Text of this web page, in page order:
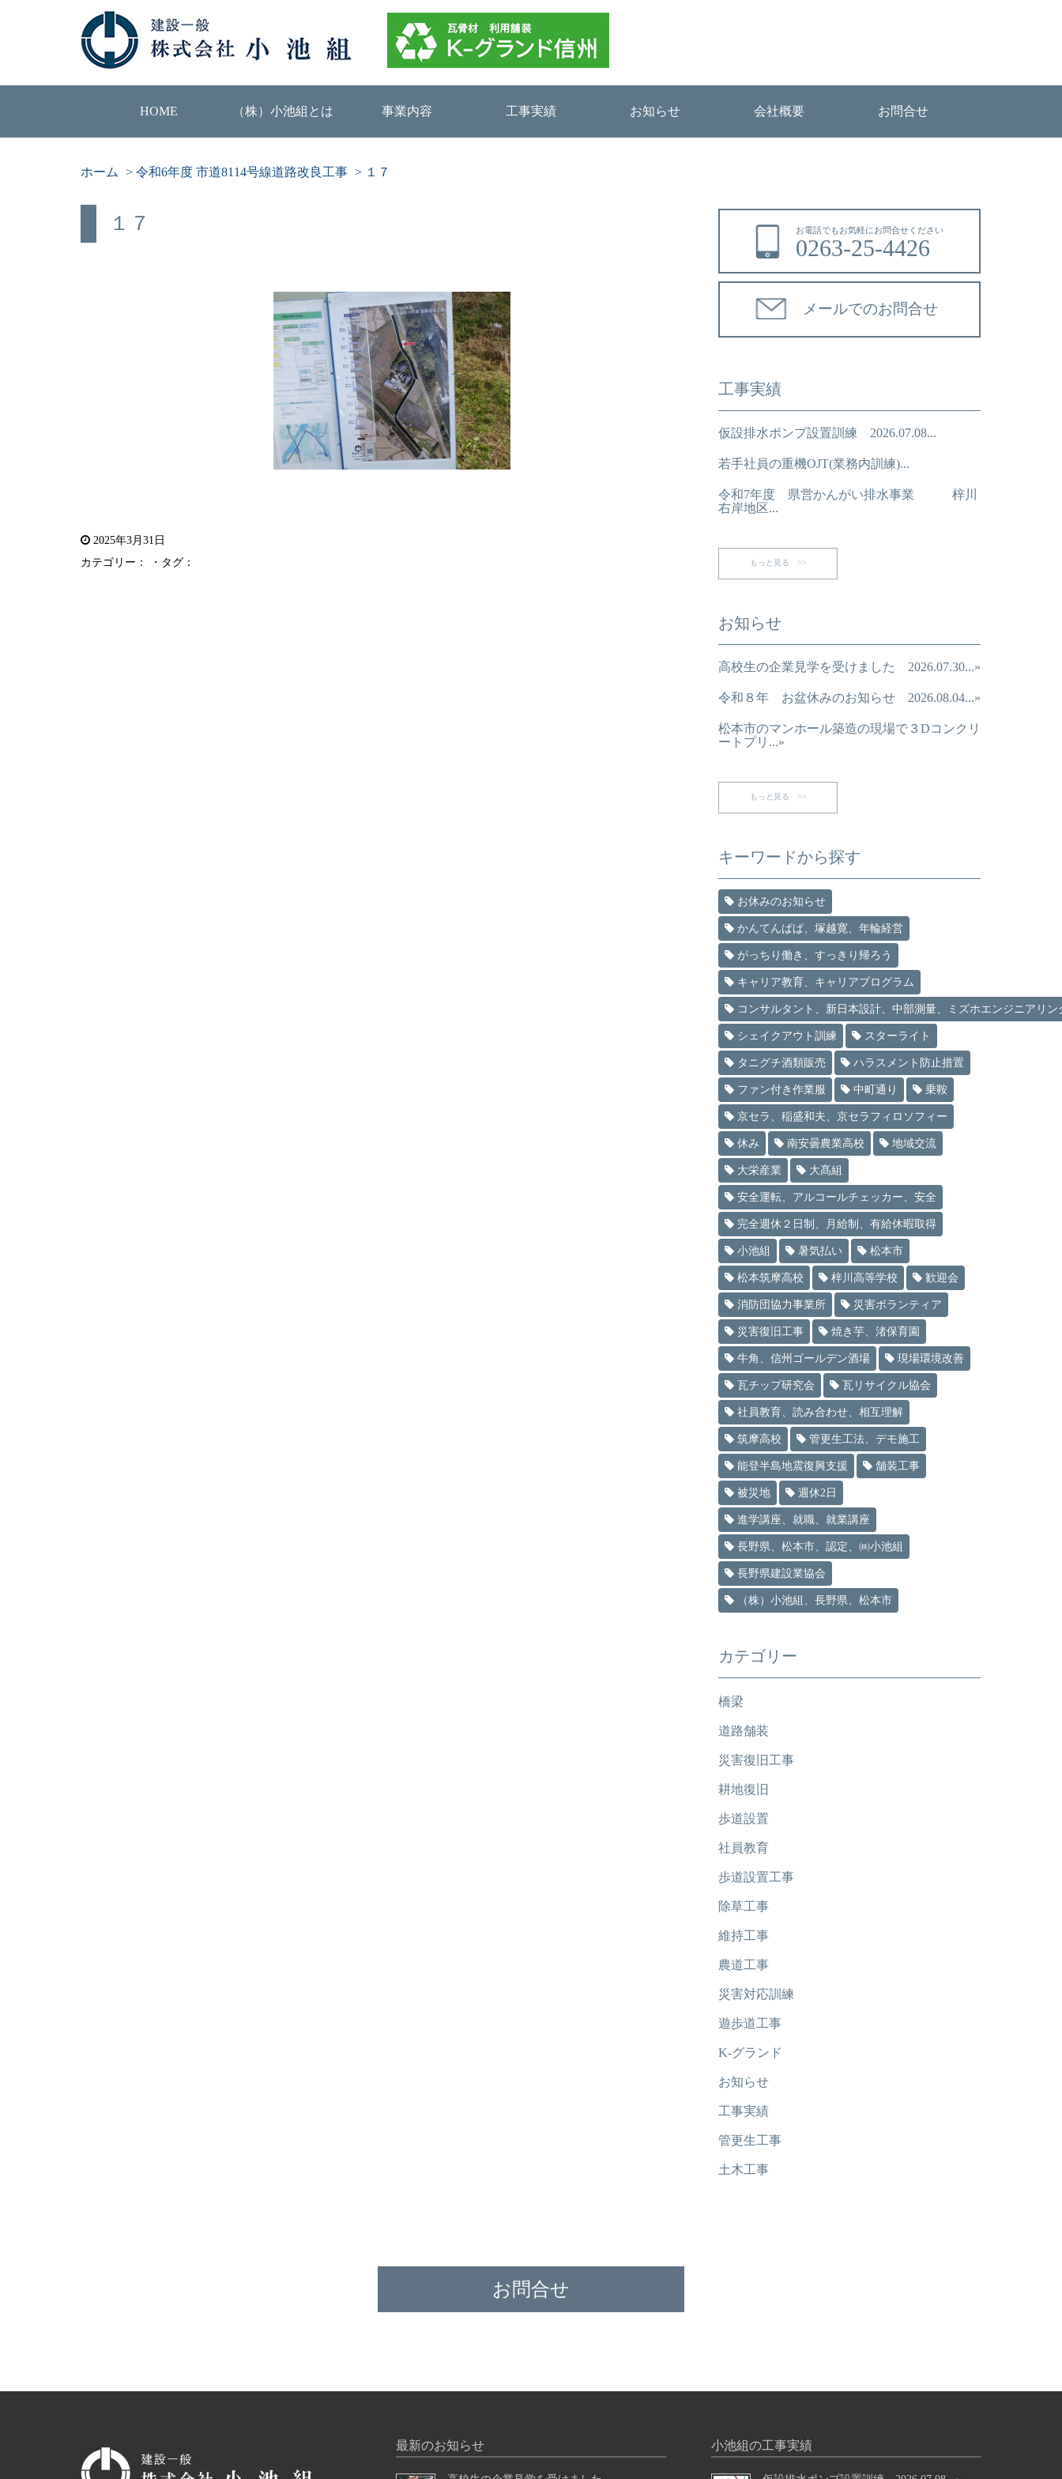
HOME （株）小池組とは 事業内容 工事実績 お知らせ 会社概要 お問合せ
ホーム > 令和6年度 市道8114号線道路改良工事 > １７
１７
2025年3月31日
カテゴリー： ・タグ：
お電話でもお気軽にお問合せください
0263-25-4426
メールでのお問合せ
工事実績
仮設排水ポンプ設置訓練 2026.07.08...
若手社員の重機OJT(業務内訓練)...
令和7年度 県営かんがい排水事業 梓川
右岸地区...
もっと見る >>
お知らせ
高校生の企業見学を受けました 2026.07.30...»
令和８年 お盆休みのお知らせ 2026.08.04...»
松本市のマンホール築造の現場で３Dコンクリ
ートプリ...»
もっと見る >>
キーワードから探す
お休みのお知らせ
かんてんぱぱ、塚越寛、年輪経営
がっちり働き、すっきり帰ろう
キャリア教育、キャリアプログラム
コンサルタント、新日本設計、中部測量、ミズホエンジニアリン
シェイクアウト訓練 スターライト
タニグチ酒類販売 ハラスメント防止措置
ファン付き作業服 中町通り 乗鞍
京セラ、稲盛和夫、京セラフィロソフィー
休み 南安曇農業高校 地域交流
大栄産業 大髙組
安全運転、アルコールチェッカー、安全
完全週休２日制、月給制、有給休暇取得
小池組 暑気払い 松本市
松本筑摩高校 梓川高等学校 歓迎会
消防団協力事業所 災害ボランティア
災害復旧工事 焼き芋、渚保育園
牛角、信州ゴールデン酒場 現場環境改善
瓦チップ研究会 瓦リサイクル協会
社員教育、読み合わせ、相互理解
筑摩高校 管更生工法、デモ施工
能登半島地震復興支援 舗装工事
被災地 週休2日
進学講座、就職、就業講座
長野県、松本市、認定、㈱小池組
長野県建設業協会
（株）小池組、長野県、松本市
カテゴリー
橋梁
道路舗装
災害復旧工事
耕地復旧
歩道設置
社員教育
歩道設置工事
除草工事
維持工事
農道工事
災害対応訓練
遊歩道工事
K-グランド
お知らせ
工事実績
管更生工事
土木工事
お問合せ
最新のお知らせ 小池組の工事実績